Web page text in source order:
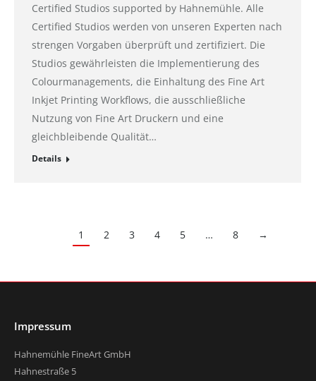
Certified Studios supported by Hahnemühle. Alle
Certified Studios werden von unseren Experten nach
strengen Vorgaben überprüft und zertifiziert. Die
Studios gewährleisten die Implementierung des
Colourmanagements, die Einhaltung des Fine Art
Inkjet Printing Workflows, die ausschließliche
Nutzung von Fine Art Druckern und eine
gleichbleibende Qualität…
Details
1 2 3 4 5 … 8 →
Impressum
Hahnemühle FineArt GmbH
Hahnestraße 5